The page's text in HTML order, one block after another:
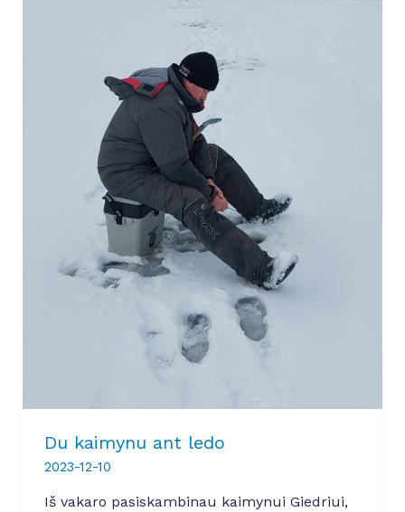
Du kaimynu ant ledo
2023-12-10
Iš vakaro pasiskambinau kaimynui Giedriui,